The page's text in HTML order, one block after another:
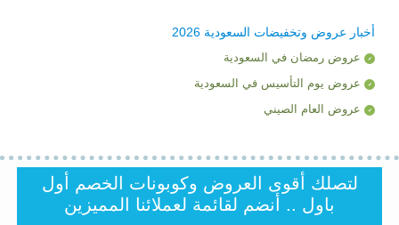
أخبار عروض وتخفيضات السعودية 2026
عروض رمضان في السعودية
عروض يوم التأسيس في السعودية
عروض العام الصيني
لتصلك أقوى العروض وكوبونات الخصم أول
باول .. أنضم لقائمة لعملائنا المميزين